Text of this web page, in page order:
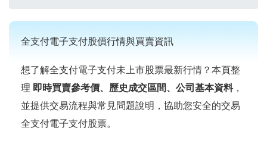
全支付電子支付股價行情與買賣資訊
想了解全支付電子支付未上市股票最新行情？本頁整
理 即時買賣參考價、歷史成交區間、公司基本資料，
並提供交易流程與常見問題說明，協助您安全的交易
全支付電子支付股票。